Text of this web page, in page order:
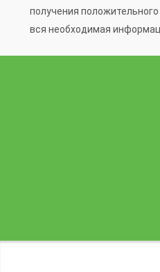
получения
вся необходимая